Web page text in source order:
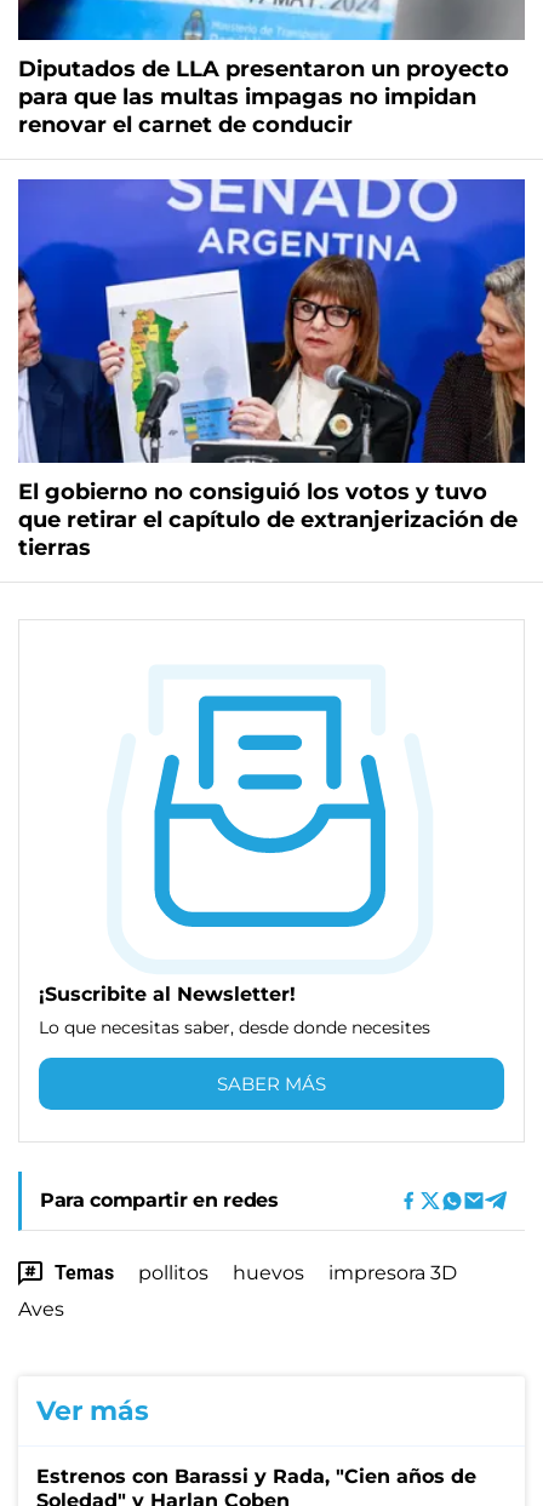
Diputados de LLA presentaron un proyecto
para que las multas impagas no impidan
renovar el carnet de conducir
El gobierno no consiguió los votos y tuvo
que retirar el capítulo de extranjerización de
tierras
¡Suscribite al Newsletter!
Lo que necesitas saber, desde donde necesites
SABER MÁS
Para compartir en redes
Temas pollitos huevos
impresora 3D
Aves
Ver más
Estrenos con Barassi y Rada, "Cien años de
Soledad" y Harlan Coben